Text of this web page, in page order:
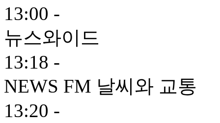
13:00 -
뉴스와이드
13:18 -
NEWS FM 날씨와 교통
13:20 -